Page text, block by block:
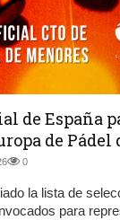
de España
de Pádel
0
la lista de
para